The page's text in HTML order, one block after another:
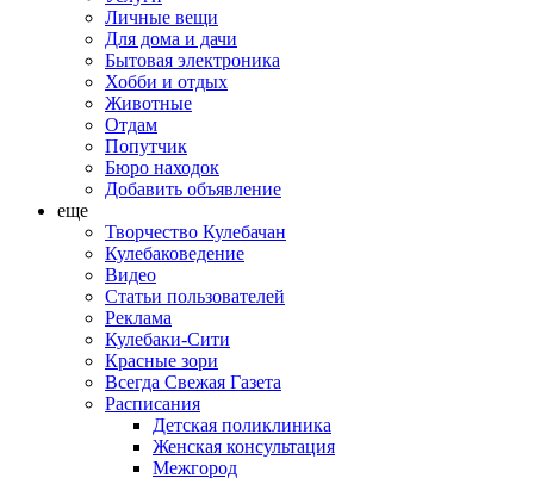
Личные вещи
Для дома и дачи
Бытовая электроника
Хобби и отдых
Животные
Отдам
Попутчик
Бюро находок
Добавить объявление
еще
Творчество Кулебачан
Кулебаковедение
Видео
Статьи пользователей
Реклама
Кулебаки-Сити
Красные зори
Всегда Свежая Газета
Расписания
Детская поликлиника
Женская консультация
Межгород